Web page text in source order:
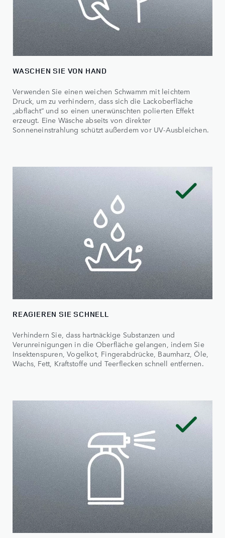
WASCHEN SIE VON HAND
Verwenden Sie einen weichen Schwamm mit leichtem
Druck, um zu verhindern, dass sich die Lackoberfläche
„abflacht“ und so einen unerwünschten polierten Effekt
erzeugt. Eine Wäsche abseits von direkter
Sonneneinstrahlung schützt außerdem vor UV-Ausbleichen.
REAGIEREN SIE SCHNELL
Verhindern Sie, dass hartnäckige Substanzen und
Verunreinigungen in die Oberfläche gelangen, indem Sie
Insektenspuren, Vogelkot, Fingerabdrücke, Baumharz, Öle,
Wachs, Fett, Kraftstoffe und Teerflecken schnell entfernen.